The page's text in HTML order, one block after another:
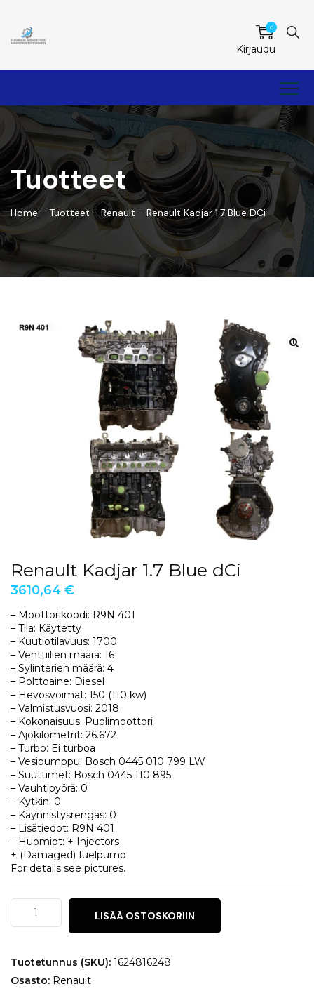
0
Kirjaudu
Tuotteet
Home- Tuotteet -Renault - Renault Kadjar 1.7 Blue DCi
Renault Kadjar 1.7 Blue dCi
3610,64 €
– Moottorikoodi: R9N 401
– Tila: Käytetty
– Kuutiotilavuus: 1700
– Venttiilien määrä: 16
– Sylinterien määrä: 4
– Polttoaine: Diesel
– Hevosvoimat: 150 (110 kw)
– Valmistusvuosi: 2018
– Kokonaisuus: Puolimoottori
– Ajokilometrit: 26.672
– Turbo: Ei turboa
– Vesipumppu: Bosch 0445 010 799 LW
– Suuttimet: Bosch 0445 110 895
– Vauhtipyörä: 0
– Kytkin: 0
– Käynnistysrengas: 0
– Lisätiedot: R9N 401
– Huomiot: + Injectors
+ (Damaged) fuelpump
For details see pictures.
Renault
Kadjar
1.7
dCi
LISÄÄ OSTOSKORIIN
Tuotetunnus (SKU): 1624816248
Osasto: Renault